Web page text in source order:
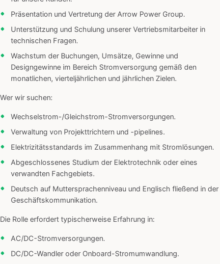
Präsentation und Vertretung der Arrow Power Group.
Unterstützung und Schulung unserer Vertriebsmitarbeiter in
technischen Fragen.
Wachstum der Buchungen, Umsätze, Gewinne und
Designgewinne im Bereich Stromversorgung gemäß den
monatlichen, vierteljährlichen und jährlichen Zielen.
Wer wir suchen:
Wechselstrom-/Gleichstrom-Stromversorgungen.
Verwaltung von Projekttrichtern und -pipelines.
Elektrizitätsstandards im Zusammenhang mit Stromlösungen.
Abgeschlossenes Studium der Elektrotechnik oder eines
verwandten Fachgebiets.
Deutsch auf Muttersprachenniveau und Englisch fließend in der
Geschäftskommunikation.
Die Rolle erfordert typischerweise Erfahrung in:
AC/DC-Stromversorgungen.
DC/DC-Wandler oder Onboard-Stromumwandlung.